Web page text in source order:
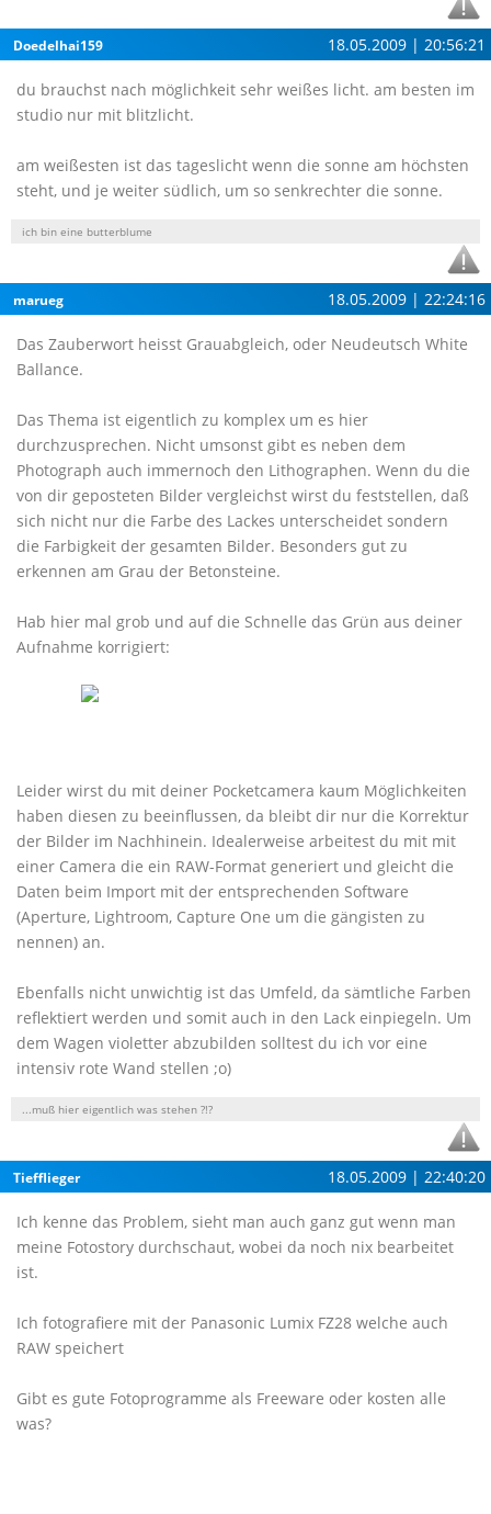
Doedelhai159 18.05.2009 | 20:56:21
du brauchst nach möglichkeit sehr weißes licht. am besten im
studio nur mit blitzlicht.
am weißesten ist das tageslicht wenn die sonne am höchsten
steht, und je weiter südlich, um so senkrechter die sonne.
ich bin eine butterblume
marueg 18.05.2009 | 22:24:16
Das Zauberwort heisst Grauabgleich, oder Neudeutsch White
Ballance.
Das Thema ist eigentlich zu komplex um es hier
durchzusprechen. Nicht umsonst gibt es neben dem
Photograph auch immernoch den Lithographen. Wenn du die
von dir geposteten Bilder vergleichst wirst du feststellen, daß
sich nicht nur die Farbe des Lackes unterscheidet sondern
die Farbigkeit der gesamten Bilder. Besonders gut zu
erkennen am Grau der Betonsteine.
Hab hier mal grob und auf die Schnelle das Grün aus deiner
Aufnahme korrigiert:
Leider wirst du mit deiner Pocketcamera kaum Möglichkeiten
haben diesen zu beeinflussen, da bleibt dir nur die Korrektur
der Bilder im Nachhinein. Idealerweise arbeitest du mit mit
einer Camera die ein RAW-Format generiert und gleicht die
Daten beim Import mit der entsprechenden Software
(Aperture, Lightroom, Capture One um die gängisten zu
nennen) an.
Ebenfalls nicht unwichtig ist das Umfeld, da sämtliche Farben
reflektiert werden und somit auch in den Lack einpiegeln. Um
dem Wagen violetter abzubilden solltest du ich vor eine
intensiv rote Wand stellen ;o)
...muß hier eigentlich was stehen ?!?
Tiefflieger 18.05.2009 | 22:40:20
Ich kenne das Problem, sieht man auch ganz gut wenn man
meine Fotostory durchschaut, wobei da noch nix bearbeitet
ist.
Ich fotografiere mit der Panasonic Lumix FZ28 welche auch
RAW speichert
Gibt es gute Fotoprogramme als Freeware oder kosten alle
was?